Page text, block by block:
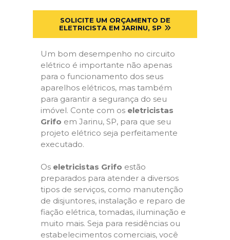
SOLICITE UM ORÇAMENTO DE
ELETRICISTA EM JARINU, SP
Um bom desempenho no circuito
elétrico é importante não apenas
para o funcionamento dos seus
aparelhos elétricos, mas também
para garantir a segurança do seu
imóvel. Conte com os eletricistas
Grifo em Jarinu, SP, para que seu
projeto elétrico seja perfeitamente
executado.
Os eletricistas Grifo estão
preparados para atender a diversos
tipos de serviços, como manutenção
de disjuntores, instalação e reparo de
fiação elétrica, tomadas, iluminação e
muito mais. Seja para residências ou
estabelecimentos comerciais, você